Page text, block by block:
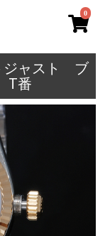
0
ジャスト ブ
T番